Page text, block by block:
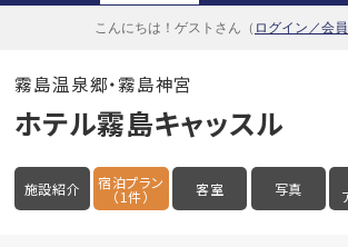
こんにちは！ ゲストさん（ ログイン／会
霧島温泉郷・霧島神宮
ホテル霧島キャッスル
施設紹介 宿泊プラン
（1件） 客室 写真